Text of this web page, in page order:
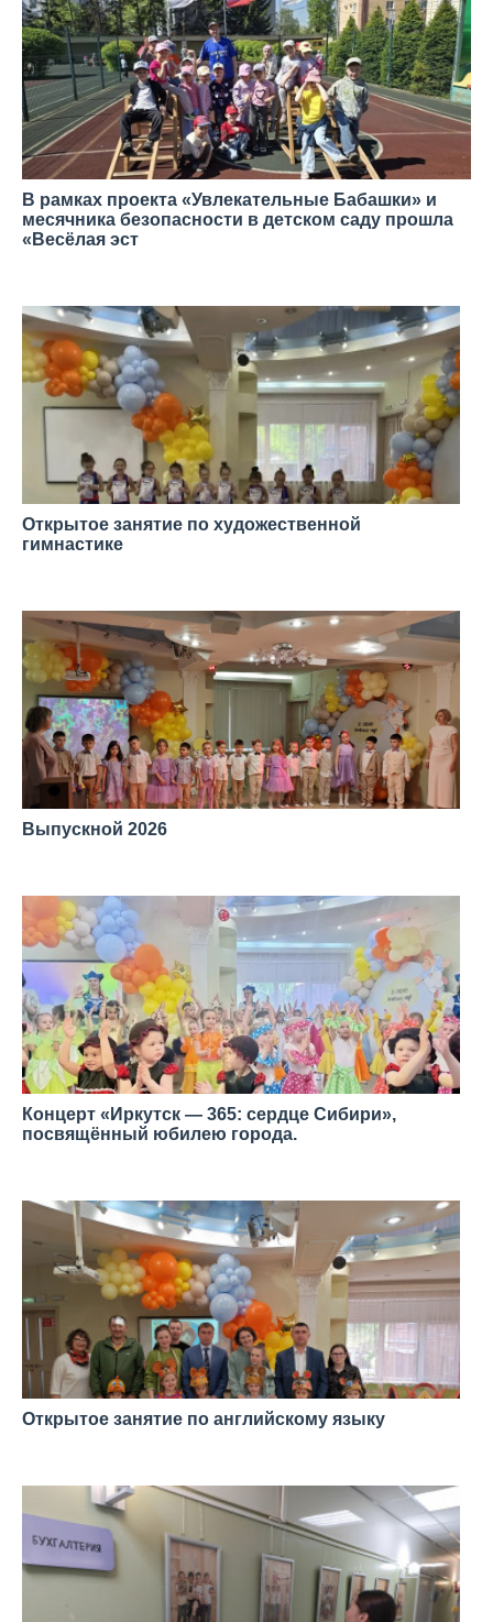
В рамках проекта «Увлекательные Бабашки» и
месячника безопасности в детском саду прошла
«Весёлая эст
Открытое занятие по художественной
гимнастике
Выпускной 2026
Концерт «Иркутск — 365: сердце Сибири»,
посвящённый юбилею города.
Открытое занятие по английскому языку